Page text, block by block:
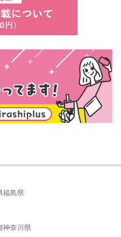
福島県
神奈川県